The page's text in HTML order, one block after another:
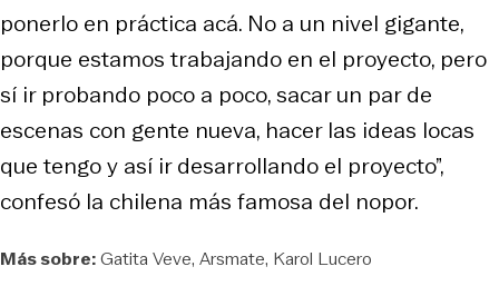
ponerlo en práctica acá. No a un nivel gigante,
porque estamos trabajando en el proyecto, pero
sí ir probando poco a poco, sacar un par de
escenas con gente nueva, hacer las ideas locas
que tengo y así ir desarrollando el proyecto”,
confesó la chilena más famosa del nopor.
Más sobre:Gatita Veve Arsmate Karol Lucero